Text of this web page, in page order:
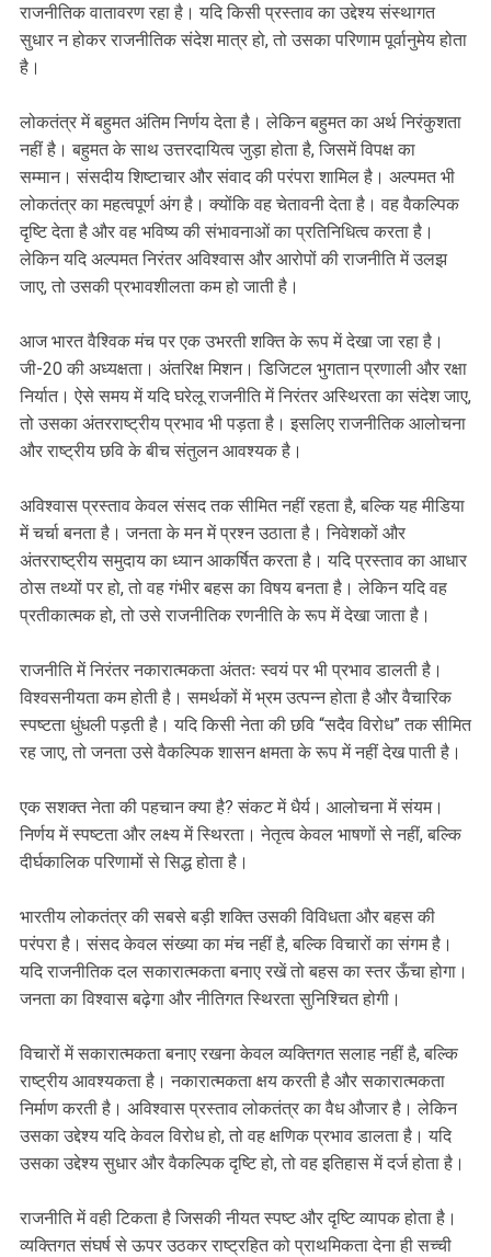
राजनीतिक वातावरण रहा है। यदि किसी प्रस्ताव का उद्देश्य संस्थागत
सुधार न होकर राजनीतिक संदेश मात्र हो, तो उसका परिणाम पूर्वानुमेय होता
है।
लोकतंत्र में बहुमत अंतिम निर्णय देता है। लेकिन बहुमत का अर्थ निरंकुशता
नहीं है। बहुमत के साथ उत्तरदायित्व जुड़ा होता है, जिसमें विपक्ष का
सम्मान। संसदीय शिष्टाचार और संवाद की परंपरा शामिल है। अल्पमत भी
लोकतंत्र का महत्वपूर्ण अंग है। क्योंकि वह चेतावनी देता है। वह वैकल्पिक
दृष्टि देता है और वह भविष्य की संभावनाओं का प्रतिनिधित्व करता है।
लेकिन यदि अल्पमत निरंतर अविश्वास और आरोपों की राजनीति में उलझ
जाए, तो उसकी प्रभावशीलता कम हो जाती है।
आज भारत वैश्विक मंच पर एक उभरती शक्ति के रूप में देखा जा रहा है।
जी-20 की अध्यक्षता। अंतरिक्ष मिशन। डिजिटल भुगतान प्रणाली और रक्षा
निर्यात। ऐसे समय में यदि घरेलू राजनीति में निरंतर अस्थिरता का संदेश जाए,
तो उसका अंतरराष्ट्रीय प्रभाव भी पड़ता है। इसलिए राजनीतिक आलोचना
और राष्ट्रीय छवि के बीच संतुलन आवश्यक है।
अविश्वास प्रस्ताव केवल संसद तक सीमित नहीं रहता है, बल्कि यह मीडिया
में चर्चा बनता है। जनता के मन में प्रश्न उठाता है। निवेशकों और
अंतरराष्ट्रीय समुदाय का ध्यान आकर्षित करता है। यदि प्रस्ताव का आधार
ठोस तथ्यों पर हो, तो वह गंभीर बहस का विषय बनता है। लेकिन यदि वह
प्रतीकात्मक हो, तो उसे राजनीतिक रणनीति के रूप में देखा जाता है।
राजनीति में निरंतर नकारात्मकता अंततः स्वयं पर भी प्रभाव डालती है।
विश्वसनीयता कम होती है। समर्थकों में भ्रम उत्पन्न होता है और वैचारिक
स्पष्टता धुंधली पड़ती है। यदि किसी नेता की छवि “सदैव विरोध” तक सीमित
रह जाए, तो जनता उसे वैकल्पिक शासन क्षमता के रूप में नहीं देख पाती है।
एक सशक्त नेता की पहचान क्या है? संकट में धैर्य। आलोचना में संयम।
निर्णय में स्पष्टता और लक्ष्य में स्थिरता। नेतृत्व केवल भाषणों से नहीं, बल्कि
दीर्घकालिक परिणामों से सिद्ध होता है।
भारतीय लोकतंत्र की सबसे बड़ी शक्ति उसकी विविधता और बहस की
परंपरा है। संसद केवल संख्या का मंच नहीं है, बल्कि विचारों का संगम है।
यदि राजनीतिक दल सकारात्मकता बनाए रखें तो बहस का स्तर ऊँचा होगा।
जनता का विश्वास बढ़ेगा और नीतिगत स्थिरता सुनिश्चित होगी।
विचारों में सकारात्मकता बनाए रखना केवल व्यक्तिगत सलाह नहीं है, बल्कि
राष्ट्रीय आवश्यकता है। नकारात्मकता क्षय करती है और सकारात्मकता
निर्माण करती है। अविश्वास प्रस्ताव लोकतंत्र का वैध औजार है। लेकिन
उसका उद्देश्य यदि केवल विरोध हो, तो वह क्षणिक प्रभाव डालता है। यदि
उसका उद्देश्य सुधार और वैकल्पिक दृष्टि हो, तो वह इतिहास में दर्ज होता है।
राजनीति में वही टिकता है जिसकी नीयत स्पष्ट और दृष्टि व्यापक होता है।
व्यक्तिगत संघर्ष से ऊपर उठकर राष्ट्रहित को प्राथमिकता देना ही सच्ची